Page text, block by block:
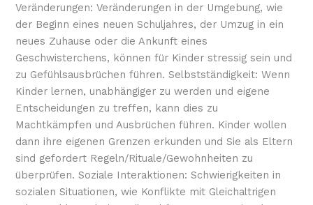
Veränderungen: Veränderungen in der Umgebung, wie
der Beginn eines neuen Schuljahres, der Umzug in ein
neues Zuhause oder die Ankunft eines
Geschwisterchens, können für Kinder stressig sein und
zu Gefühlsausbrüchen führen. Selbstständigkeit: Wenn
Kinder lernen, unabhängiger zu werden und eigene
Entscheidungen zu treffen, kann dies zu
Machtkämpfen und Ausbrüchen führen. Kinder wollen
dann ihre eigenen Grenzen erkunden und Sie als Eltern
sind gefordert Regeln/Rituale/Gewohnheiten zu
überprüfen. Soziale Interaktionen: Schwierigkeiten in
sozialen Situationen, wie Konflikte mit Gleichaltrigen